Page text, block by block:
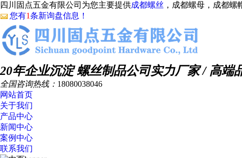
四川固点五金有限公司为您主要提供成都螺丝 ，成都螺母，成都螺
您有1条新询盘信息！
20年企业沉淀 螺丝制品公司实力厂家 / 高端
全国咨询热线： 18080038046
网站首页
关于我们
产品中心
新闻中心
案例中心
联系我们